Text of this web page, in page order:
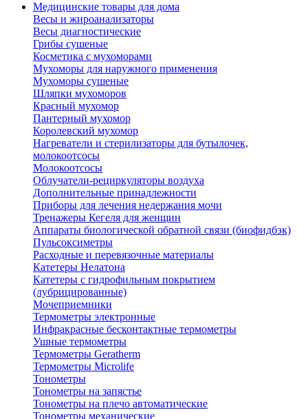
Медицинские товары для дома
Весы и жироанализаторы
Весы диагностические
Грибы сушеные
Косметика с мухоморами
Мухоморы для наружного применения
Мухоморы сушеные
Шляпки мухоморов
Красный мухомор
Пантерный мухомор
Королевский мухомор
Нагреватели и стерилизаторы для бутылочек,
молокоотсосы
Молокоотсосы
Облучатели-рециркуляторы воздуха
Дополнительные принадлежности
Приборы для лечения недержания мочи
Тренажеры Кегеля для женщин
Аппараты биологической обратной связи (биофидбэк)
Пульсоксиметры
Расходные и перевязочные материалы
Катетеры Нелатона
Катетеры с гидрофильным покрытием
(лубрицированные)
Мочеприемники
Термометры электронные
Инфракрасные бесконтактные термометры
Ушные термометры
Термометры Geratherm
Термометры Microlife
Тонометры
Тонометры на запястье
Тонометры на плечо автоматические
Тонометры механические